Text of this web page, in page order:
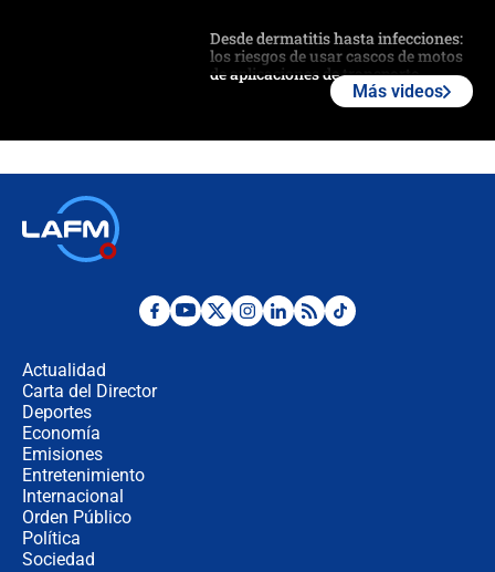
Desde dermatitis hasta infecciones:
los riesgos de usar cascos de motos
de aplicaciones de transporte
Posesión de Abelardo De La Espriella
Más videos
Actualidad
Carta del Director
Deportes
Economía
Emisiones
Entretenimiento
Internacional
Orden Público
Política
Sociedad